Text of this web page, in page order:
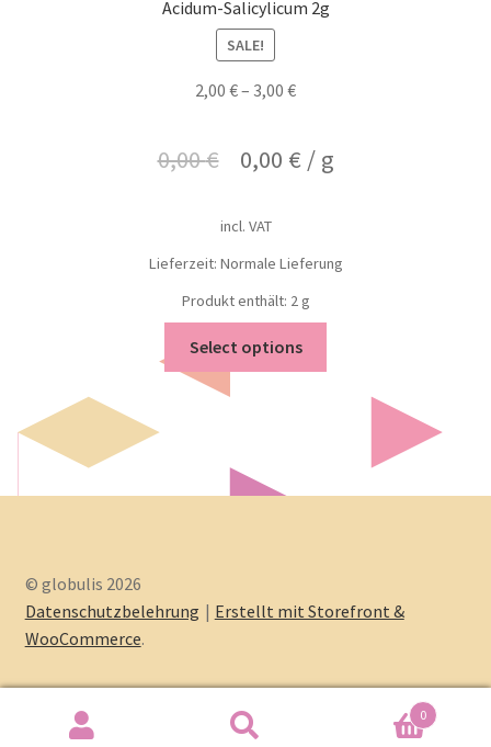
Acidum-Salicylicum 2g
SALE!
2,00 €– 3,00 €
0,00€ 0,00 € / g
incl. VAT
Lieferzeit: Normale Lieferung
Produkt enthält: 2g
Select options
© globulis 2026
Datenschutzbelehrung
Erstellt mit Storefront &
WooCommerce.
0